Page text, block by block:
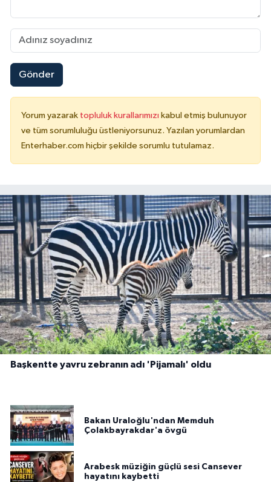
Gönder
Yorum yazarak topluluk kurallarımızı kabul etmiş bulunuyor
ve tüm sorumluluğu üstleniyorsunuz. Yazılan yorumlardan
Enterhaber.com hiçbir şekilde sorumlu tutulamaz.
Başkentte yavru zebranın adı 'Pijamalı' oldu
Bakan Uraloğlu'ndan Memduh
Çolakbayrakdar'a övgü
Arabesk müziğin güçlü sesi Cansever
hayatını kaybetti